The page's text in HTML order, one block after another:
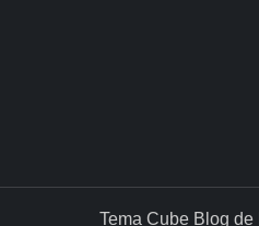
Tema Cube Blog de